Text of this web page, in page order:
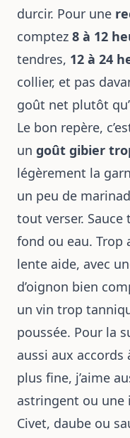
durcir. Pour une
comptez 8 à 12
tendres, 12 à 24
collier, et pas
goût net plutôt
Le bon repère,
un goût gibier
légèrement la
un peu de
tout verser.
fond ou eau. Trop
lente aide, avec
d’oignon bien
un vin trop
poussée. Pour la
aussi aux accords
plus fine, j’aime
astringent ou une
Civet, daube ou